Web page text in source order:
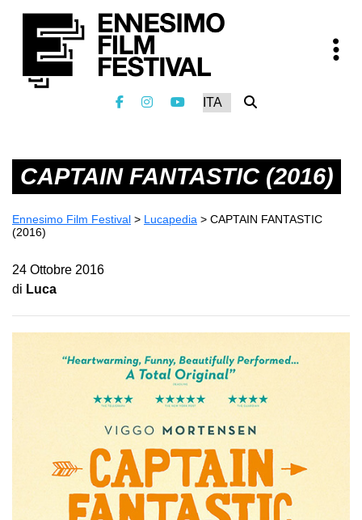
CAPTAIN FANTASTIC (2016)
Ennesimo Film Festival > Lucapedia > CAPTAIN FANTASTIC
(2016)
24 Ottobre 2016
di Luca